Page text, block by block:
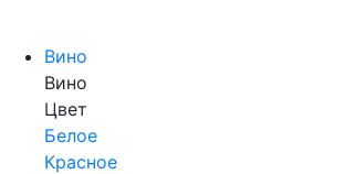
Вино
Вино
Цвет
Белое
Красное